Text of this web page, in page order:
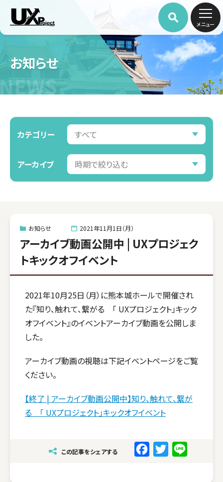
メニュー
お知らせ
アーカイブ動画公開中 | UXプロジェク
トキックオフイベント
お知らせ 2021年11月1日（月）
2021年10月25日（月）に熊本城ホールで開催され
た『知り、触れて、繋がる 「 UXプロジェクト」キック
オフイベント』のイベントアーカイブ動画を公開しま
した。
アーカイブ動画の視聴は下記イベントページをご覧
ください。
【終了 | アーカイブ動画公開中】知り、触れて、繋が
る 「 UXプロジェクト」キックオフイベント
この記事をシェアする
カテゴリー
アーカイブ